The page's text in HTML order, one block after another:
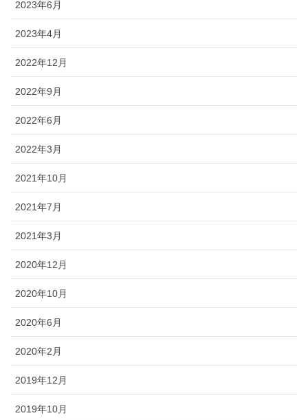
2023年6月
2023年4月
2022年12月
2022年9月
2022年6月
2022年3月
2021年10月
2021年7月
2021年3月
2020年12月
2020年10月
2020年6月
2020年2月
2019年12月
2019年10月